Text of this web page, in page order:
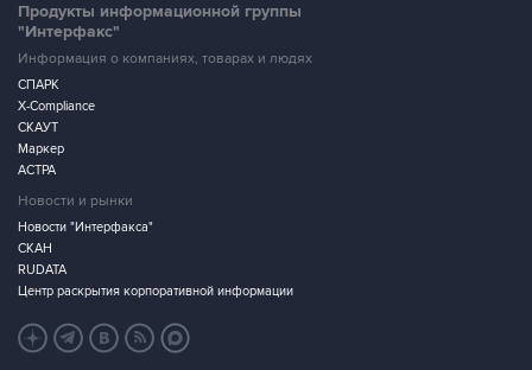
Продукты информационной группы
"Интерфакс"
Информация о компаниях, товарах и людях
СПАРК
X-Compliance
СКАУТ
Маркер
АСТРА
Новости и рынки
Новости "Интерфакса"
СКАН
RUDATA
Центр раскрытия корпоративной информации